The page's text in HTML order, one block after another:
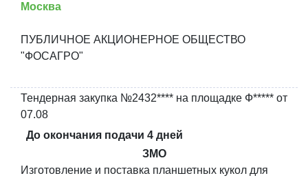
Москва
ПУБЛИЧНОЕ АКЦИОНЕРНОЕ ОБЩЕСТВО
"ФОСАГРО"
Тендерная закупка №2432**** на площадке Ф***** от
07.08
До окончания подачи 4 дней
ЗМО
Изготовление и поставка планшетных кукол для